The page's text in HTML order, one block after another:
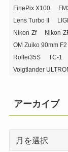
FinePix X100
Lens Turbo II
Nikon-Zf
Nikon-
OM Zuiko 90mm
Rollei35S
TC-1
Voigtlander
アーカイブ